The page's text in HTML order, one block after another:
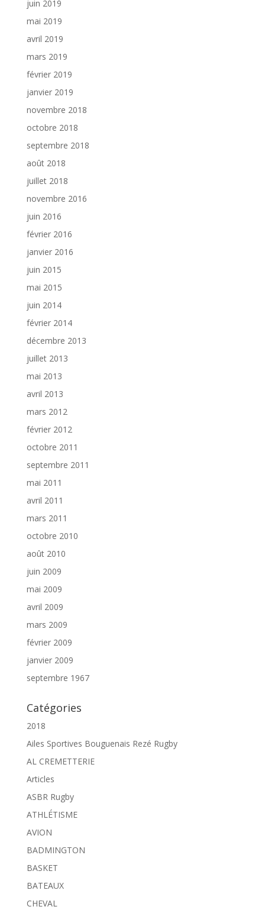
juin 2019
mai 2019
avril 2019
mars 2019
février 2019
janvier 2019
novembre 2018
octobre 2018
septembre 2018
août 2018
juillet 2018
novembre 2016
juin 2016
février 2016
janvier 2016
juin 2015
mai 2015
juin 2014
février 2014
décembre 2013
juillet 2013
mai 2013
avril 2013
mars 2012
février 2012
octobre 2011
septembre 2011
mai 2011
avril 2011
mars 2011
octobre 2010
août 2010
juin 2009
mai 2009
avril 2009
mars 2009
février 2009
janvier 2009
septembre 1967
Catégories
2018
Ailes Sportives Bouguenais Rezé Rugby
AL CREMETTERIE
Articles
ASBR Rugby
ATHLÉTISME
AVION
BADMINGTON
BASKET
BATEAUX
CHEVAL